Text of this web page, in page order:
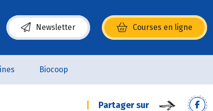
Newsletter Courses en ligne
(s’ouvre dans une nouvelle fenêtre)
Biocoop
Partager sur